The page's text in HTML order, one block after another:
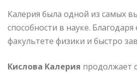
Калерия была одной из самых
способности в науке.
факультете физики и быстро
Кислова Калерия продолжает